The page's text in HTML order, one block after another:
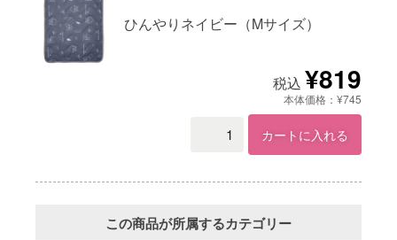
ひんやりネイビー（Mサイズ）
税込 ¥819
本体価格：¥745
カートに入れる
この商品が所属するカテゴリー